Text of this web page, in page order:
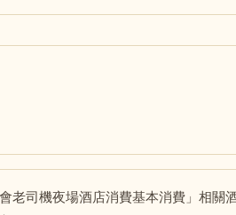
老司機夜場酒店消費基本消費」相